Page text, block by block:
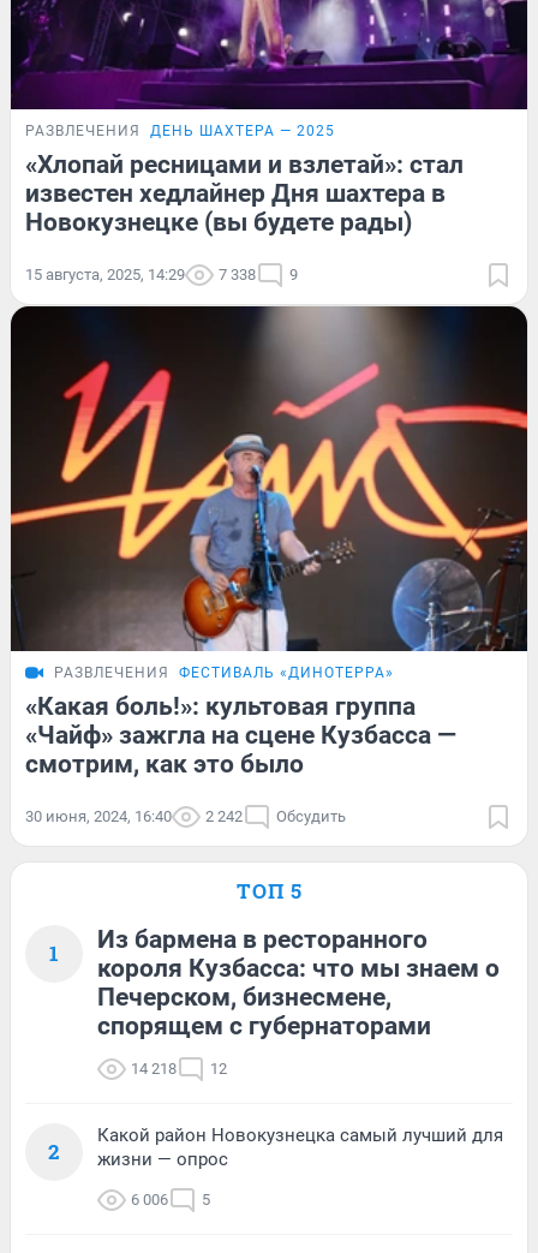
РАЗВЛЕЧЕНИЯ ДЕНЬ ШАХТЕРА — 2025
«Хлопай ресницами и взлетай»: стал
известен хедлайнер Дня шахтера в
Новокузнецке (вы будете рады)
15 августа, 2025, 14:29 7 338 9
РАЗВЛЕЧЕНИЯ ФЕСТИВАЛЬ «ДИНОТЕРРА»
«Какая боль!»: культовая группа
«Чайф» зажгла на сцене Кузбасса —
смотрим, как это было
30 июня, 2024, 16:40 2 242 Обсудить
ТОП 5
1
Из бармена в ресторанного
короля Кузбасса: что мы знаем о
Печерском, бизнесмене,
спорящем с губернаторами
14 218 12
2
Какой район Новокузнецка самый лучший для
жизни — опрос
6 006 5